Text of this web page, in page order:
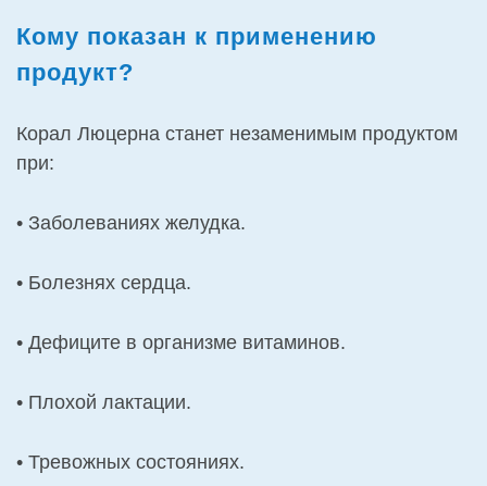
Кому показан к применению
продукт?
Корал Люцерна станет незаменимым продуктом
при:
• Заболеваниях желудка.
• Болезнях сердца.
• Дефиците в организме витаминов.
• Плохой лактации.
• Тревожных состояниях.